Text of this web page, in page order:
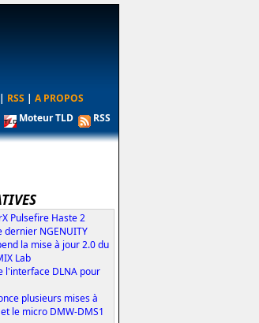
| RSS | A PROPOS
Moteur TLD RSS
Pulsefire Haste 2
NGENUITY
la mise à jour 2.0 du
Lab
l'interface DLNA pour
plusieurs mises à
le micro DMW-DMS1